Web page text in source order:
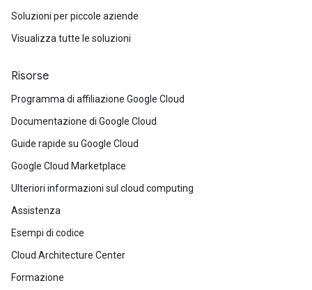
Soluzioni per piccole aziende
Visualizza tutte le soluzioni
Risorse
Programma di affiliazione Google Cloud
Documentazione di Google Cloud
Guide rapide su Google Cloud
Google Cloud Marketplace
Ulteriori informazioni sul cloud computing
Assistenza
Esempi di codice
Cloud Architecture Center
Formazione